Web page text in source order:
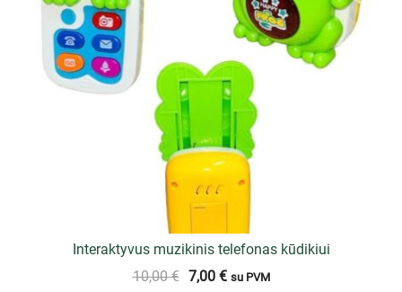
Interaktyvus muzikinis telefonas kūdikiui
10,00€ 7,00 € su PVM